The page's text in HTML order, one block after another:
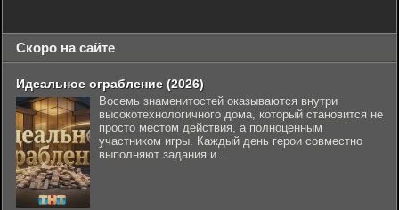
Скоро на сайте
Идеальное ограбление (2026)
Восемь знаменитостей оказываются внутри
высокотехнологичного дома, который становится не
просто местом действия, а полноценным
участником игры. Каждый день герои совместно
выполняют задания и...